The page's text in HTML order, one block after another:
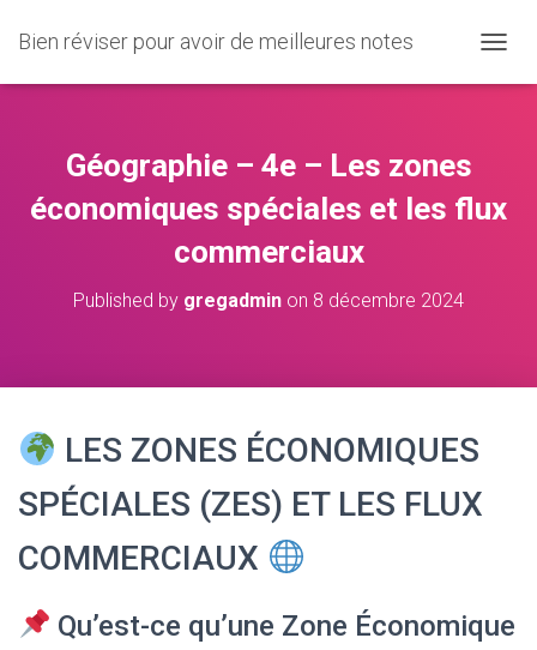
Bien réviser pour avoir de meilleures notes
U
F
Géographie – 4e – Les zones
économiques spéciales et les flux
commerciaux
Published by gregadmin on 8 décembre 2024
LES ZONES ÉCONOMIQUES
SPÉCIALES (ZES) ET LES FLUX
COMMERCIAUX
Qu’est-ce qu’une Zone Économique